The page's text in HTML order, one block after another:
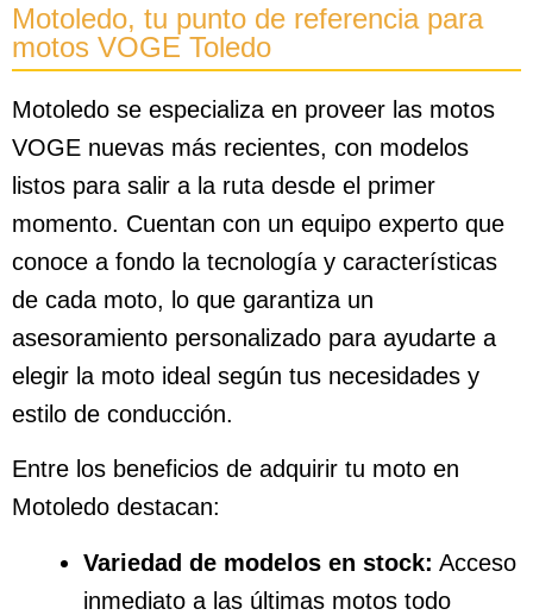
Motoledo, tu punto de referencia para
motos VOGE Toledo
Motoledo se especializa en proveer las motos
VOGE nuevas más recientes, con modelos
listos para salir a la ruta desde el primer
momento. Cuentan con un equipo experto que
conoce a fondo la tecnología y características
de cada moto, lo que garantiza un
asesoramiento personalizado para ayudarte a
elegir la moto ideal según tus necesidades y
estilo de conducción.
Entre los beneficios de adquirir tu moto en
Motoledo destacan:
Variedad de modelos en stock: Acceso
inmediato a las últimas motos todo